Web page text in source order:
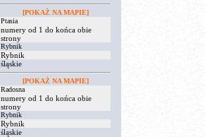
[POKAŻ NA MAPIE]
Ptasia
numery od 1 do końca obie
strony
Rybnik
Rybnik
śląskie
[POKAŻ NA MAPIE]
Radosna
numery od 1 do końca obie
strony
Rybnik
Rybnik
śląskie